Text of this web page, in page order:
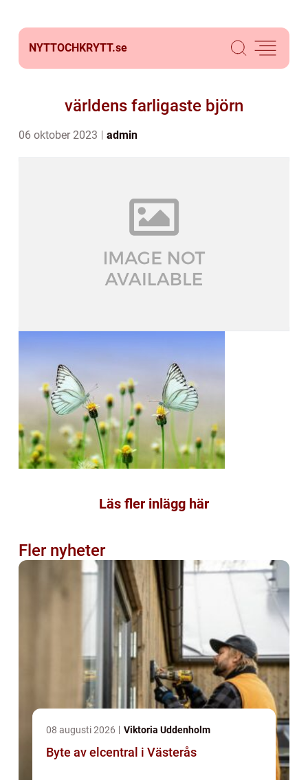
NYTTOCHKRYTT.se
världens farligaste björn
06 oktober 2023 admin
Läs fler inlägg här
Fler nyheter
08 augusti 2026 Viktoria Uddenholm
Byte av elcentral i Västerås